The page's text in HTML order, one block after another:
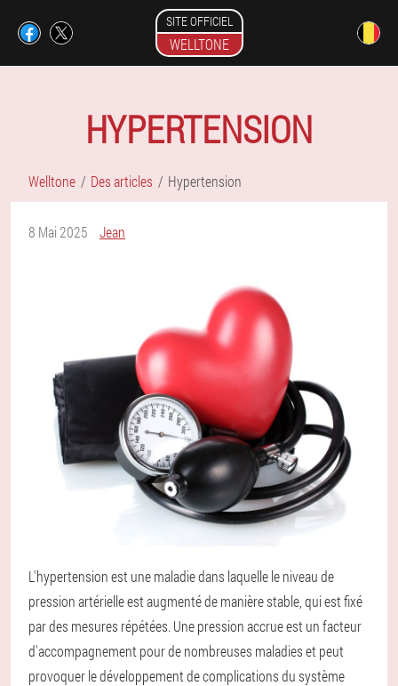
SITE OFFICIEL
WELLTONE
HYPERTENSION
Welltone Des articles Hypertension
8 Mai 2025 Jean
L'hypertension est une maladie dans laquelle le niveau de
pression artérielle est augmenté de manière stable, qui est fixé
par des mesures répétées. Une pression accrue est un facteur
d'accompagnement pour de nombreuses maladies et peut
provoquer le développement de complications du système